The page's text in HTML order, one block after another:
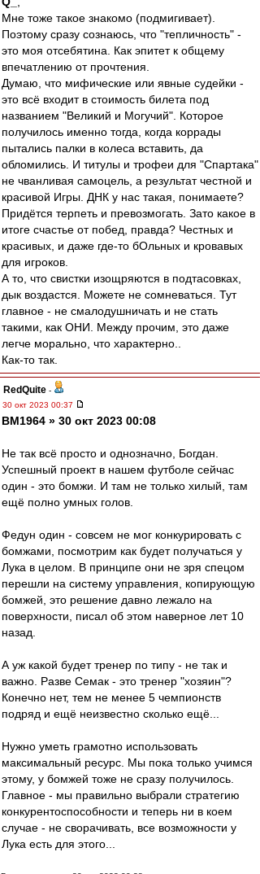
Мне тоже такое знакомо (подмигивает).
Поэтому сразу сознаюсь, что "тепличность" -
это моя отсебятина. Как эпитет к общему
впечатлению от прочтения.
Думаю, что мифические или явные судейки -
это всё входит в стоимость билета под
названием "Великий и Могучий". Которое
получилось именно тогда, когда коррады
пытались палки в колеса вставить, да
обломились. И титулы и трофеи для "Спартака"
не чванливая самоцель, а результат честной и
красивой Игры. ДНК у нас такая, понимаете?
Придётся терпеть и превозмогать. Зато какое в
итоге счастье от побед, правда? Честных и
красивых, и даже где-то бОльных и кровавых
для игроков.
А то, что свистки изощряются в подтасовках,
дык воздастся. Можете не сомневаться. Тут
главное - не смалодушничать и не стать
такими, как ОНИ. Между прочим, это даже
легче морально, что характерно..
Как-то так.
RedQuite -
30 окт 2023 00:37
BM1964 » 30 окт 2023 00:08
Не так всё просто и однозначно, Богдан.
Успешный проект в нашем футболе сейчас
один - это бомжи. И там не только хилый, там
ещё полно умных голов.
Федун один - совсем не мог конкурировать с
бомжами, посмотрим как будет получаться у
Лука в целом. В принципе они не зря спецом
перешли на систему управления, копирующую
бомжей, это решение давно лежало на
поверхности, писал об этом наверное лет 10
назад.
А уж какой будет тренер по типу - не так и
важно. Разве Семак - это тренер "хозяин"?
Конечно нет, тем не менее 5 чемпионств
подряд и ещё неизвестно сколько ещё...
Нужно уметь грамотно использовать
максимальный ресурс. Мы пока только учимся
этому, у бомжей тоже не сразу получилось.
Главное - мы правильно выбрали стратегию
конкурентоспособности и теперь ни в коем
случае - не сворачивать, все возможности у
Лука есть для этого...